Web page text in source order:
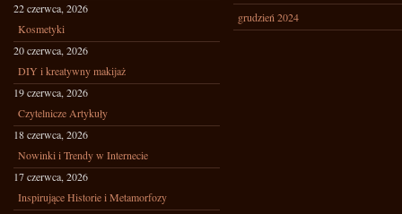
22 czerwca, 2026
Kosmetyki
20 czerwca, 2026
DIY i kreatywny makijaż
19 czerwca, 2026
Czytelnicze Artykuły
18 czerwca, 2026
Nowinki i Trendy w Internecie
17 czerwca, 2026
Inspirujące Historie i Metamorfozy
grudzień 2024